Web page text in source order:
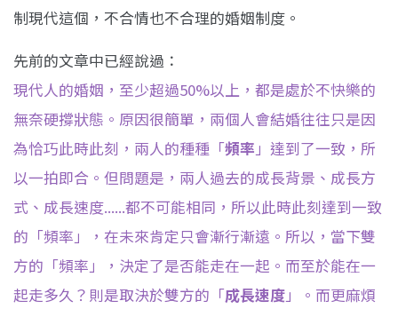
制現代這個，不合情也不合理的婚姻制度。
先前的文章中已經說過：
現代人的婚姻，至少超過50%以上，都是處於不快樂的
無奈硬撐狀態。原因很簡單，兩個人會結婚往往只是因
為恰巧此時此刻，兩人的種種「頻率」達到了一致，所
以一拍即合。但問題是，兩人過去的成長背景、成長方
式、成長速度......都不可能相同，所以此時此刻達到一致
的「頻率」，在未來肯定只會漸行漸遠 。所以，當下雙
方的「頻率」，決定了是否能走在一起。而至於能在一
起走多久？則是取決於雙方的「成長速度」。而更麻煩